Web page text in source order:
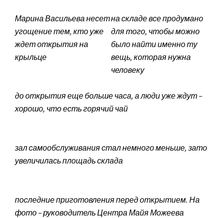
Марина Васильева несет
угощение тем, кто уже
ждет открытия на
крыльце
на складе все продумано
для того, чтобы можно
было найти именно ту
вещь, которая нужна
человеку
до открытия еще больше часа, а люди уже ждут –
хорошо, что есть горячий чай
зал самообслуживания стал немного меньше, зато
увеличилась площадь склада
последние приготовления перед открытием. На
фото – руководитель Центра Майя Можеева